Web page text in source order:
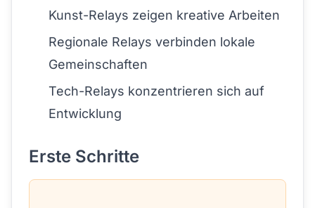
Kunst-Relays zeigen kreative Arbeiten
Regionale Relays verbinden lokale
Gemeinschaften
Tech-Relays konzentrieren sich auf
Entwicklung
Erste Schritte